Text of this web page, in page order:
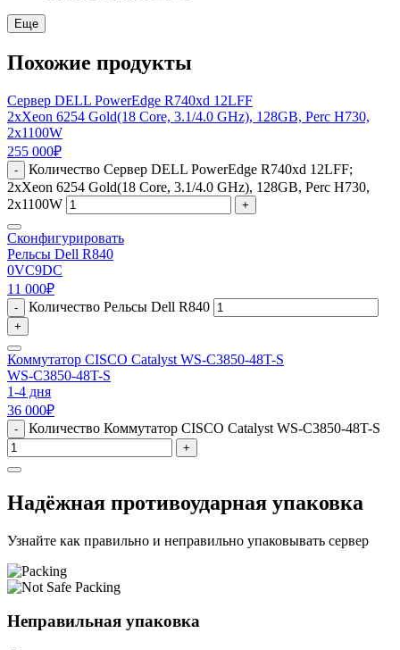
Еще
Похожие продукты
Сервер DELL PowerEdge R740xd 12LFF
2xXeon 6254 Gold(18 Core, 3.1/4.0 GHz), 128GB, Perc H730,
2x1100W
255 000₽
-
Количество Сервер DELL PowerEdge R740xd 12LFF;
2xXeon 6254 Gold(18 Core, 3.1/4.0 GHz), 128GB, Perc H730,
2x1100W
+
Сконфигурировать
Рельсы Dell R840
0VC9DC
11 000₽
- Количество Рельсы Dell R840
+
Коммутатор CISCO Catalyst WS-C3850-48T-S
WS-C3850-48T-S
1-4 дня
36 000₽
- Количество Коммутатор CISCO Catalyst WS-C3850-48T-S
+
Надёжная противоударная упаковка
Узнайте как правильно и неправильно упаковывать сервер
Неправильная упаковка